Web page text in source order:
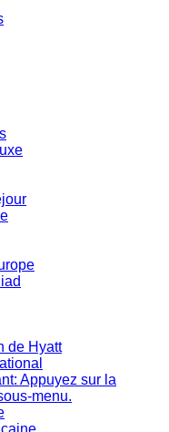
de Hyatt
Appuyez sur la
menu.